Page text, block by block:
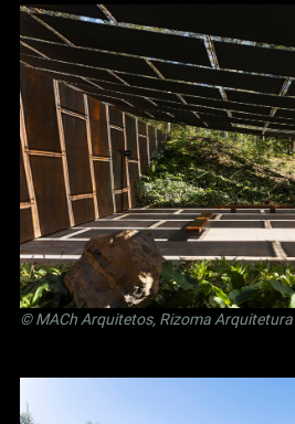
© MACh Arquitetos, Rizoma Arquitetura